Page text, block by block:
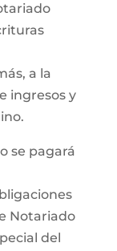
a la
ingresos y
se pagará
Notariado
del